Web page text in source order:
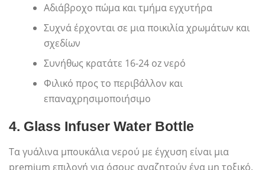
Αδιάβροχο πώμα και τμήμα εγχυτήρα
Συχνά έρχονται σε μια ποικιλία χρωμάτων και
σχεδίων
Συνήθως κρατάτε 16-24 oz νερό
Φιλικό προς το περιβάλλον και
επαναχρησιμοποιήσιμο
4. Glass Infuser Water Bottle
Τα γυάλινα μπουκάλια νερού με έγχυση είναι μια
premium επιλογή για όσους αναζητούν ένα μη τοξικό,